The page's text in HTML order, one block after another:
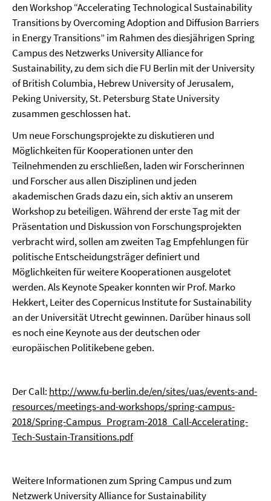
den Workshop “Accelerating Technological Sustainability
Transitions by Overcoming Adoption and Diffusion Barriers
in Energy Transitions” im Rahmen des diesjährigen Spring
Campus des Netzwerks University Alliance for
Sustainability, zu dem sich die FU Berlin mit der University
of British Columbia, Hebrew University of Jerusalem,
Peking University, St. Petersburg State University
zusammen geschlossen hat.
Um neue Forschungsprojekte zu diskutieren und
Möglichkeiten für Kooperationen unter den
Teilnehmenden zu erschließen, laden wir Forscherinnen
und Forscher aus allen Disziplinen und jeden
akademischen Grads dazu ein, sich aktiv an unserem
Workshop zu beteiligen. Während der erste Tag mit der
Präsentation und Diskussion von Forschungsprojekten
verbracht wird, sollen am zweiten Tag Empfehlungen für
politische Entscheidungsträger definiert und
Möglichkeiten für weitere Kooperationen ausgelotet
werden. Als Keynote Speaker konnten wir Prof. Marko
Hekkert, Leiter des Copernicus Institute for Sustainability
an der Universität Utrecht gewinnen. Darüber hinaus soll
es noch eine Keynote aus der deutschen oder
europäischen Politikebene geben.
Der Call: http://www.fu-berlin.de/en/sites/uas/events-and-
resources/meetings-and-workshops/spring-campus-
2018/Spring-Campus_Program-2018_Call-Accelerating-
Tech-Sustain-Transitions.pdf
Weitere Informationen zum Spring Campus und zum
Netzwerk University Alliance for Sustainability